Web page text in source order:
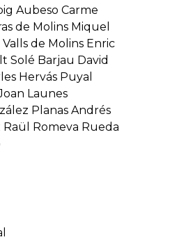
Aubeso Carme
de Molins Miquel
de Molins Enric
Solé Barjau David
Hervás Puyal
Launes
Planas Andrés
Romeva Rueda